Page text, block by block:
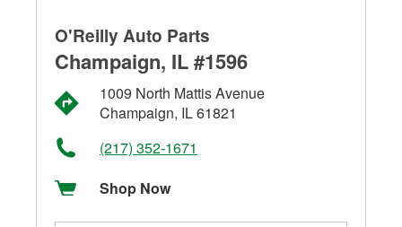
O'Reilly Auto Parts
Champaign, IL #1596
1009 North Mattis Avenue
Champaign, IL 61821
(217) 352-1671
Shop Now